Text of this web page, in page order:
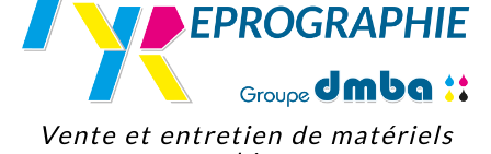
Vente et entretien de matériels